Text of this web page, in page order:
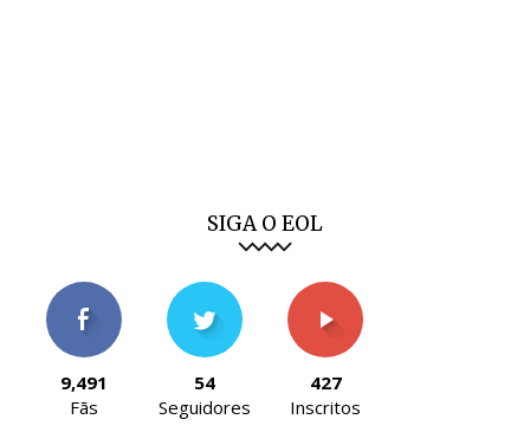
SIGA O EOL
9,491
Fãs
54
Seguidores
427
Inscritos